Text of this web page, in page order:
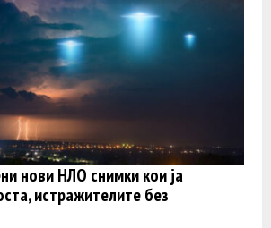
нови НЛО снимки кои ја
истражителите без